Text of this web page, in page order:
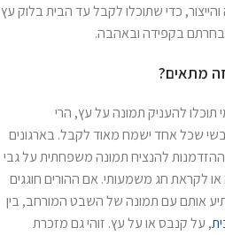
כדי שתוכלו לקבל עד הבית בלוק עץ
בקפידה ובאהבה.
מתאים?
להעניק תמונה על עץ, הרי
שכל אחד ישמח מאוד לקבל. בארגונים
להנציח תמונה משפחתית על גבי
לקראת חג משמעותי. אם ההורים חוגגים
אותם עם תמונה של השבט המורחב, בין
, על קנבס או על עץ. זוהי גם מזכרת